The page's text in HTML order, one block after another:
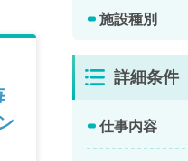
施設種別
詳細条件
仕事内容